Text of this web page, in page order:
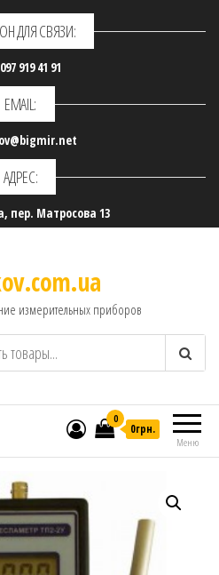
ДЛЯ СВЯЗИ:
919 41 91
EMAIL:
АДРЕС:
пер. Матросова 13
измерительных приборов
Меню
0
0грн.